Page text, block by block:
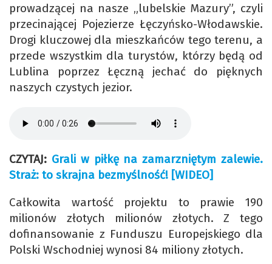
prowadzącej na nasze „lubelskie Mazury”, czyli
przecinającej Pojezierze Łęczyńsko-Włodawskie.
Drogi kluczowej dla mieszkańców tego terenu, a
przede wszystkim dla turystów, którzy będą od
Lublina poprzez Łęczną jechać do pięknych
naszych czystych jezior.
CZYTAJ: Grali w piłkę na zamarzniętym zalewie.
Straż: to skrajna bezmyślność! [WIDEO]
Całkowita wartość projektu to prawie 190
milionów złotych milionów złotych. Z tego
dofinansowanie z Funduszu Europejskiego dla
Polski Wschodniej wynosi 84 miliony złotych.